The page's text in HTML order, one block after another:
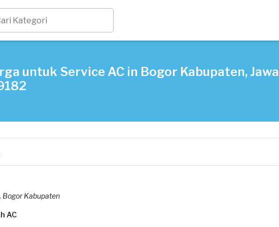
untuk Service AC in Bogor Kabupaten, Jawa
Bogor Kabupaten
AC